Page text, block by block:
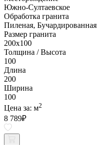
Южно-Султаевское
Обработка гранита
Пиленая, Бучардированная
Размер гранита
200х100
Толщина / Высота
100
Длина
200
Ширина
100
Цена за: м2
8 789₽